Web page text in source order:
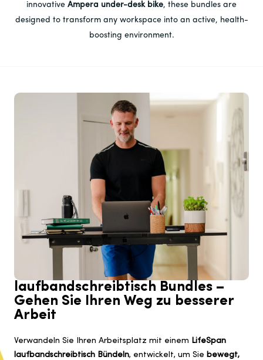
innovative Ampera under-desk bike, these bundles are
designed to transform any workspace into an active, health-
boosting environment.
laufbandschreibtisch Bundles –
Gehen Sie Ihren Weg zu besserer
Arbeit
Verwandeln Sie Ihren Arbeitsplatz mit einem LifeSpan
laufbandschreibtisch Bündeln, entwickelt, um Sie bewegt,